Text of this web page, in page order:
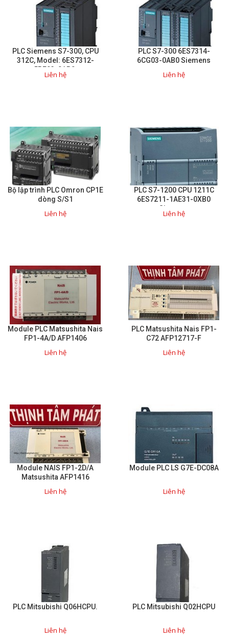
PLC Siemens S7-300, CPU
312C, Model: 6ES7312-
5BE03-0AB0.
Liên hệ
PLC S7-300 6ES7314-
6CG03-0AB0 Siemens
Liên hệ
Bộ lập trình PLC Omron CP1E
dòng S/S1
Liên hệ
PLC S7-1200 CPU 1211C
6ES7211-1AE31-0XB0
Siemens
Liên hệ
Module PLC Matsushita Nais
FP1-4A/D AFP1406
Liên hệ
PLC Matsushita Nais FP1-
C72 AFP12717-F
Liên hệ
Module NAIS FP1-2D/A
Matsushita AFP1416
Liên hệ
Module PLC LS G7E-DC08A
Liên hệ
PLC Mitsubishi Q06HCPU.
Liên hệ
PLC Mitsubishi Q02HCPU
Liên hệ
Liên hệ
Đóng
TRÊN MẠNG XÃ HỘI
Twitter
Gọi cho chúng tôi
Nhắn tin
COPYRIGHT 2018. ALL RIGHTS RESERVED